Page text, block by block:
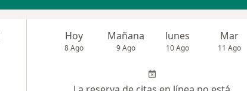
Hoy
8 Ago
Mañana
9 Ago
lunes
10 Ago
Mar
11 Ago